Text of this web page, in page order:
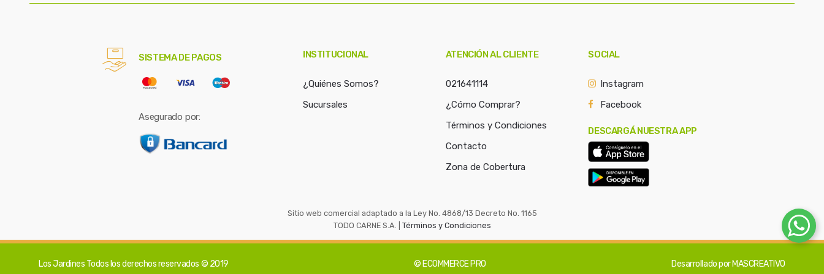
a
SISTEMA DE PAGOS
Asegurado por:
INSTITUCIONAL
¿Quiénes Somos?
Sucursales
ATENCIÓN AL CLIENTE
021641114
¿Cómo Comprar?
Términos y Condiciones
Contacto
Zona de Cobertura
SOCIAL
Instagram
Facebook
DESCARGÁ NUESTRA APP
Sitio web comercial adaptado a la Ley No. 4868/13 Decreto No. 1165
TODO CARNE S.A. | Términos y Condiciones
Los Jardines Todos los derechos reservados © 2019 © ECOMMERCE PRO Desarrollado porMASCREATIVO